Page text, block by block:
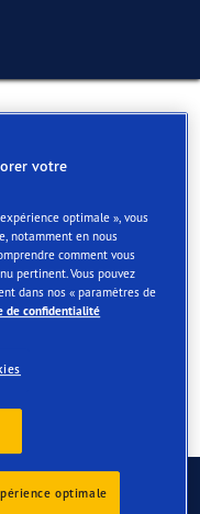
magasin
votre
optimale », vous
notamment en nous
comment vous
pertinent. Vous pouvez
dans nos « paramètres de
de confidentialité
optimale